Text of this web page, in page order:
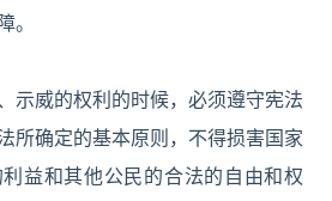
。
示威的权利的时候，必须遵守宪法
所确定的基本原则，不得损害国家
益和其他公民的合法的自由和权